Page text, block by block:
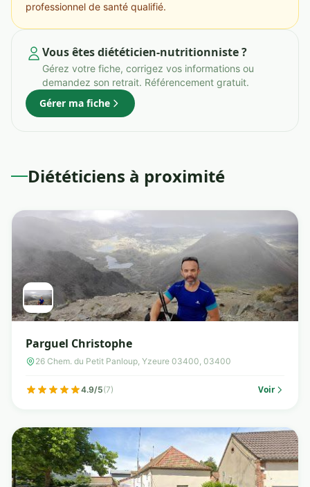
professionnel de santé qualifié.
Vous êtes diététicien-nutritionniste ?
Gérez votre fiche, corrigez vos informations ou
demandez son retrait. Référencement gratuit.
Gérer ma fiche
Diététiciens à proximité
Parguel Christophe
26 Chem. du Petit Panloup, Yzeure 03400, 03400
4.9/5(7) Voir